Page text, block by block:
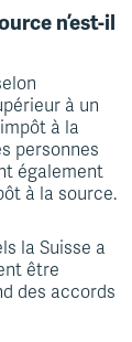
n’est-il
à un
à la
personnes
également
à la source.
la Suisse a
être
des accords